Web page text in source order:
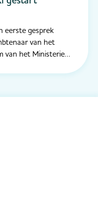
eerste gesprek
van het
van het Ministerie